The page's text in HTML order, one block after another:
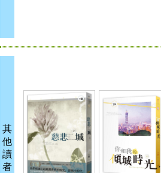
其
他
讀
者